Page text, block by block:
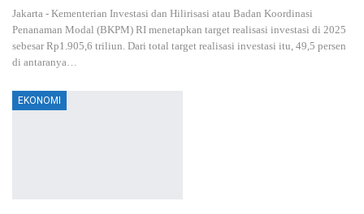
Jakarta - Kementerian Investasi dan Hilirisasi atau Badan Koordinasi
Penanaman Modal (BKPM) RI menetapkan target realisasi investasi di 2025
sebesar Rp1.905,6 triliun. Dari total target realisasi investasi itu, 49,5 persen
di antaranya
EKONOMI